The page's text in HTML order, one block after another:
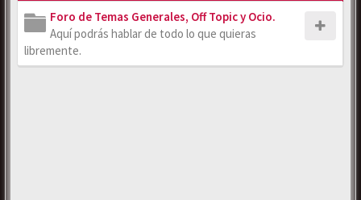
Foro de Temas Generales, Off Topic y Ocio.
Aquí podrás hablar de todo lo que quieras
libremente.